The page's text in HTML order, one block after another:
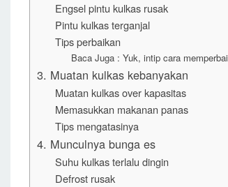
Engsel pintu kulkas rusak
Pintu kulkas terganjal
Tips perbaikan
Baca Juga : Yuk, intip cara
3. Muatan kulkas kebanyakan
Muatan kulkas over kapasitas
Memasukkan makanan panas
Tips mengatasinya
4. Munculnya bunga es
Suhu kulkas terlalu dingin
Defrost rusak